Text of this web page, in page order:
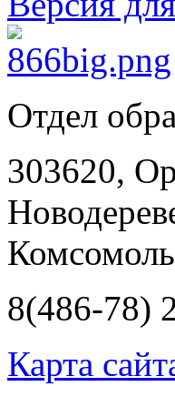
Отдел
303620,
8(486-78)
Карта